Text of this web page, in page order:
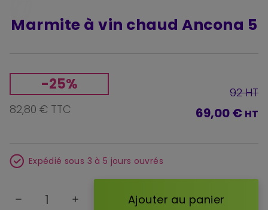
Marmite à vin chaud Ancona 5
-25%
82,80 € TTC
92 HT
69,00 € HT
Expédié sous 3 à 5 jours ouvrés
remove add Ajouter au panier